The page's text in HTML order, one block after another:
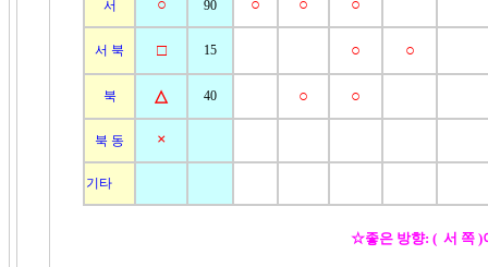
서 ○ 90 ○ ○ ○
서 북 □ 15 ○ ○
북 △ 40 ○ ○
북 동 ×
기타
☆좋은 방향: ( 서 쪽 )